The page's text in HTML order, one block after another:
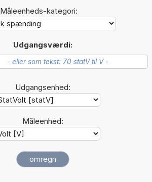
Måleenheds-kategori:
Udgangsværdi:
Udgangsenhed:
Måleenhed: